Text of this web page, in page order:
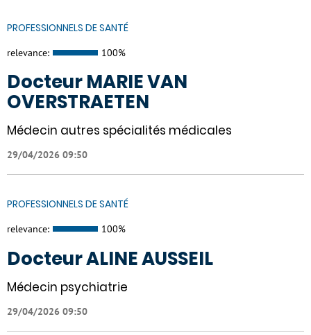
PROFESSIONNELS DE SANTÉ
relevance: 100%
Docteur MARIE VAN
OVERSTRAETEN
Médecin autres spécialités médicales
29/04/2026 09:50
PROFESSIONNELS DE SANTÉ
relevance: 100%
Docteur ALINE AUSSEIL
Médecin psychiatrie
29/04/2026 09:50